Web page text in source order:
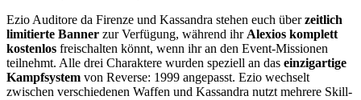
Ezio Auditore da Firenze und Kassandra stehen euch überzeitlich
limitierte Banner zur Verfügung, während ihr Alexios komplett
kostenlos freischalten könnt, wenn ihr an den Event-Missionen
teilnehmt. Alle drei Charaktere wurden speziell an das einzigartige
Kampfsystem von Reverse: 1999 angepasst. Ezio wechselt
zwischen verschiedenen Waffen und Kassandra nutzt mehrere Skill-